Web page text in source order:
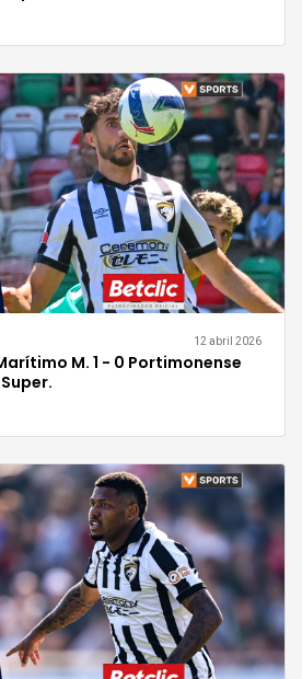
12 abril 2026
M. 1 - 0 Portimonense